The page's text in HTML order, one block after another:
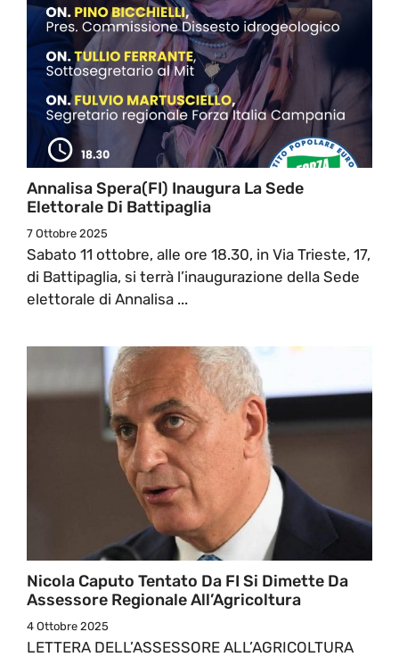
Annalisa Spera(FI) Inaugura La Sede
Elettorale Di Battipaglia
7 Ottobre 2025
Sabato 11 ottobre, alle ore 18.30, in Via Trieste, 17,
di Battipaglia, si terrà l’inaugurazione della Sede
elettorale di Annalisa ...
Nicola Caputo Tentato Da FI Si Dimette Da
Assessore Regionale All’Agricoltura
4 Ottobre 2025
LETTERA DELL’ASSESSORE ALL’AGRICOLTURA